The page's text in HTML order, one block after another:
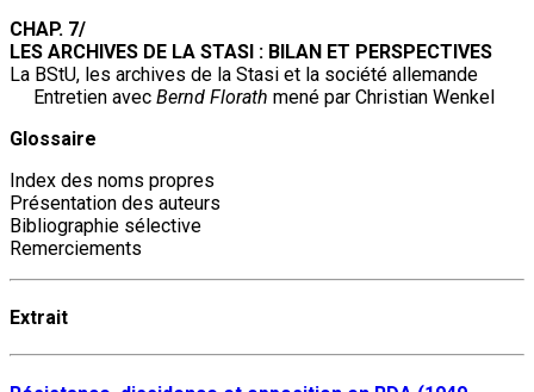
CHAP. 7/
LES ARCHIVES DE LA STASI : BILAN ET PERSPECTIVES
La BStU, les archives de la Stasi et la société allemande
Entretien avec Bernd Florath mené par Christian Wenkel
Glossaire
Index des noms propres
Présentation des auteurs
Bibliographie sélective
Remerciements
Extrait